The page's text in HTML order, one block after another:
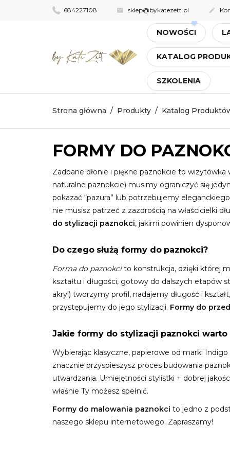
684227108  sklep@bykatezett.pl 
NOWOŚCI
KATALOG
SZKOLENIA
Strona główna Produkty Katalog
FORMY DO
Zadbane dłonie i piękne paznokcie to
naturalne paznokcie) musimy ograniczyć się
pokazać “pazura” lub potrzebujemy
nie musisz patrzeć z zazdrością na właścicielki
do stylizacji paznokci, jakimi powinien
Do czego służą formy do paznokci?
Forma do paznokcito konstrukcja, dzięki której
kształtu i długości, gotowy do dalszych etapów
akryl) tworzymy profil, nadajemy długość i
przystępujemy do jego stylizacji. Formy do
Jakie formy do stylizacji paznokci warto
Wybierając klasyczne, papierowe od marki
znacznie przyspieszysz proces budowania
utwardzania. Umiejętności stylistki + dobrej
właśnie Ty możesz spełnić.
Formy do malowania paznokci to jedno z
naszego sklepu internetowego. Zapraszamy!